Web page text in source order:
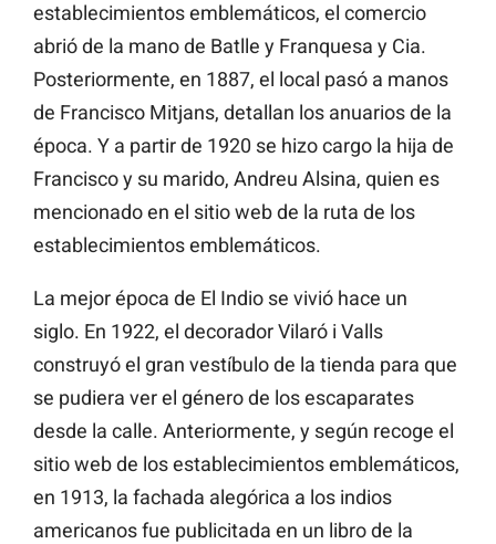
establecimientos emblemáticos, el comercio
abrió de la mano de Batlle y Franquesa y Cia.
Posteriormente, en 1887, el local pasó a manos
de Francisco Mitjans, detallan los anuarios de la
época. Y a partir de 1920 se hizo cargo la hija de
Francisco y su marido, Andreu Alsina, quien es
mencionado en el sitio web de la ruta de los
establecimientos emblemáticos.
La mejor época de El Indio se vivió hace un
siglo. En 1922, el decorador Vilaró i Valls
construyó el gran vestíbulo de la tienda para que
se pudiera ver el género de los escaparates
desde la calle. Anteriormente, y según recoge el
sitio web de los establecimientos emblemáticos,
en 1913, la fachada alegórica a los indios
americanos fue publicitada en un libro de la